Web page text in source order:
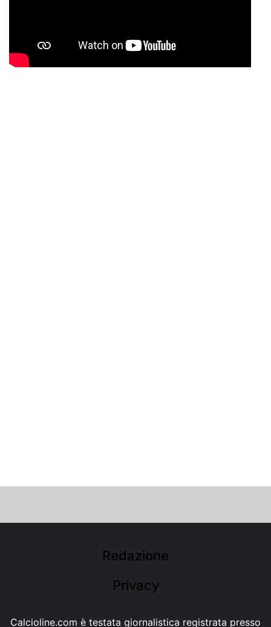
Redazione
Privacy
Calcioline.com è testata giornalistica registrata presso